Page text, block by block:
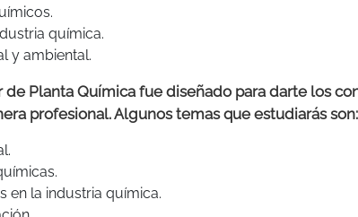
química.
y ambiental.
Planta Química fue diseñado para darte los
profesional. Algunos temas que estudiarás son:
en la industria química.